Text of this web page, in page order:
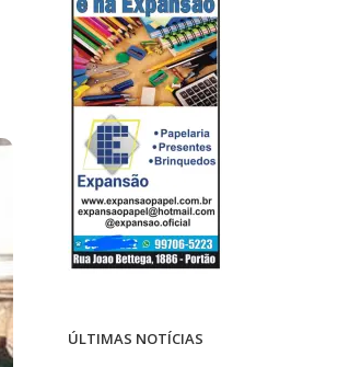
ÚLTIMAS NOTÍCIAS